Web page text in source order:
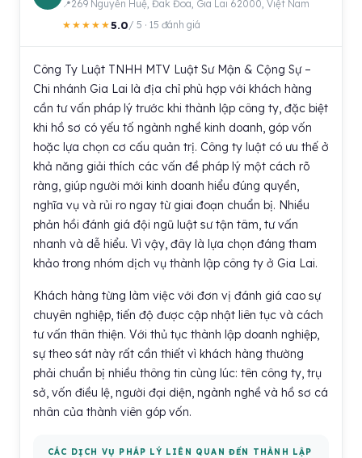
269 Nguyễn Huệ, Đak Đoa, Gia Lai 62000, Việt Nam
★★★★★5.0/ 5 · 15 đánh giá
Công Ty Luật TNHH MTV Luật Sư Mận & Cộng Sự –
Chi nhánh Gia Lai là địa chỉ phù hợp với khách hàng
cần tư vấn pháp lý trước khi thành lập công ty, đặc biệt
khi hồ sơ có yếu tố ngành nghề kinh doanh, góp vốn
hoặc lựa chọn cơ cấu quản trị. Công ty luật có ưu thế ở
khả năng giải thích các vấn đề pháp lý một cách rõ
ràng, giúp người mới kinh doanh hiểu đúng quyền,
nghĩa vụ và rủi ro ngay từ giai đoạn chuẩn bị. Nhiều
phản hồi đánh giá đội ngũ luật sư tận tâm, tư vấn
nhanh và dễ hiểu. Vì vậy, đây là lựa chọn đáng tham
khảo trong nhóm dịch vụ thành lập công ty ở Gia Lai.
Khách hàng từng làm việc với đơn vị đánh giá cao sự
chuyên nghiệp, tiến độ được cập nhật liên tục và cách
tư vấn thân thiện. Với thủ tục thành lập doanh nghiệp,
sự theo sát này rất cần thiết vì khách hàng thường
phải chuẩn bị nhiều thông tin cùng lúc: tên công ty, trụ
sở, vốn điều lệ, người đại diện, ngành nghề và hồ sơ cá
nhân của thành viên góp vốn.
CÁC DỊCH VỤ PHÁP LÝ LIÊN QUAN ĐẾN THÀNH LẬP